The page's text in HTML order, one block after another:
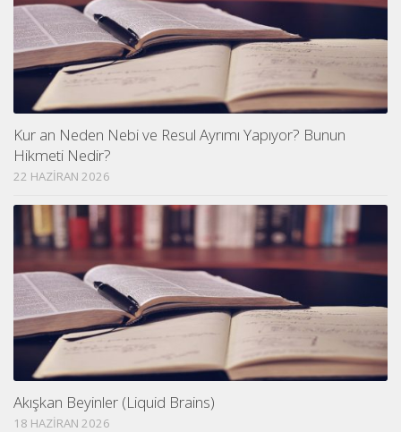
Kur an Neden Nebi ve Resul Ayrımı Yapıyor? Bunun
Hikmeti Nedir?
22 HAZIRAN 2026
Akışkan Beyinler (Liquid Brains)
18 HAZIRAN 2026